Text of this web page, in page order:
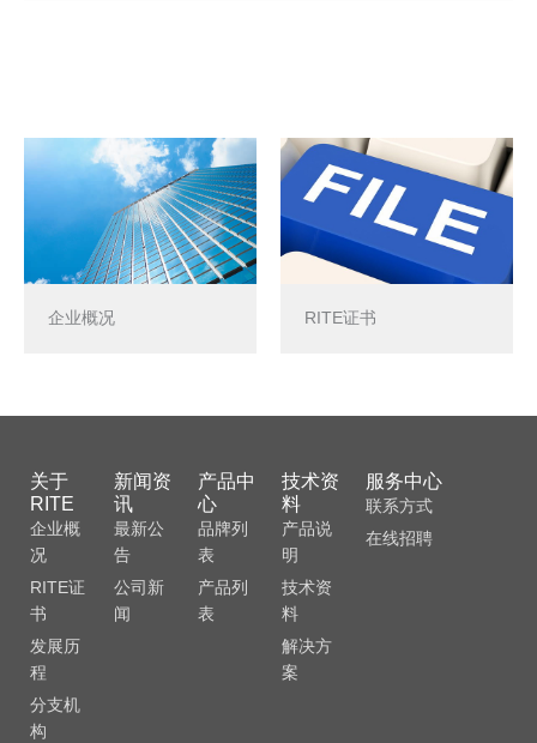
企业概况 RITE证书
关于
RITE
企业概
况
RITE证
书
发展历
程
分支机
构
新闻资
讯
最新公
告
公司新
闻
产品中
心
品牌列
表
产品列
表
技术资
料
产品说
明
技术资
料
解决方
案
服务中心
联系方式
在线招聘